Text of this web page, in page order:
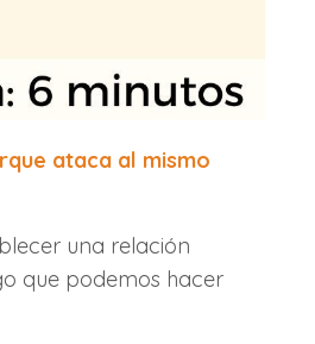
ataca al mismo
una relación
que podemos hacer